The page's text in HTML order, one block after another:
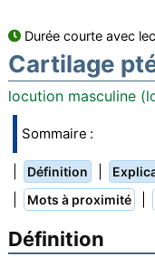
Durée courte avec
Cartilage
locution masculine
Sommaire :
Définition
Mots à proximité
Définition